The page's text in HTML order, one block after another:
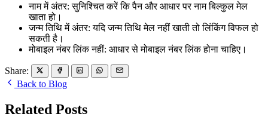
नाम में अंतर: सुनिश्चित करें कि पैन और आधार पर नाम बिल्कुल मेल
खाता हो।
जन्म तिथि में अंतर: यदि जन्म तिथि मेल नहीं खाती तो लिंकिंग विफल हो
सकती है।
मोबाइल नंबर लिंक नहीं: आधार से मोबाइल नंबर लिंक होना चाहिए।
Share:
Back to Blog
Related Posts